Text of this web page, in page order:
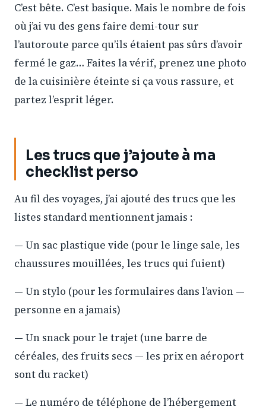
C’est bête. C’est basique. Mais le nombre de fois
où j’ai vu des gens faire demi-tour sur
l’autoroute parce qu’ils étaient pas sûrs d’avoir
fermé le gaz… Faites la vérif, prenez une photo
de la cuisinière éteinte si ça vous rassure, et
partez l’esprit léger.
Les trucs que j’ajoute à ma
checklist perso
Au fil des voyages, j’ai ajouté des trucs que les
listes standard mentionnent jamais :
— Un sac plastique vide (pour le linge sale, les
chaussures mouillées, les trucs qui fuient)
— Un stylo (pour les formulaires dans l’avion —
personne en a jamais)
— Un snack pour le trajet (une barre de
céréales, des fruits secs — les prix en aéroport
sont du racket)
— Le numéro de téléphone de l’hébergement